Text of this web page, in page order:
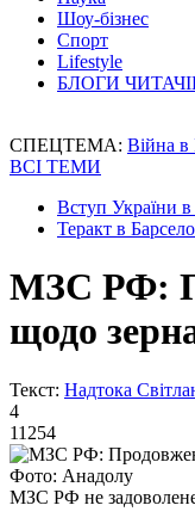
Шоу-бізнес
Спорт
Lifestyle
БЛОГИ
СПЕЦТЕМА: Війна в
ВСІ ТЕМИ
Вступ України
Теракт в
МЗС РФ:
щодо
Текст: Надтока
4
11254
Фото: Анадолу
МЗС РФ не задоволене